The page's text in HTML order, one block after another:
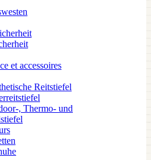
et accessoires
Reitstiefel
, Thermo- und